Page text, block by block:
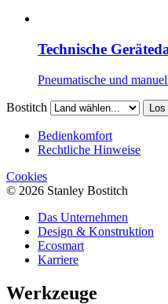
Technische
Pneumatische und
Bostitch Los
Bedienkomfort
Rechtliche Hinweise
Cookies
© 2026 Stanley Bostitch
Das Unternehmen
Design & Konstruktion
Ecosmart
Karriere
Werkzeuge